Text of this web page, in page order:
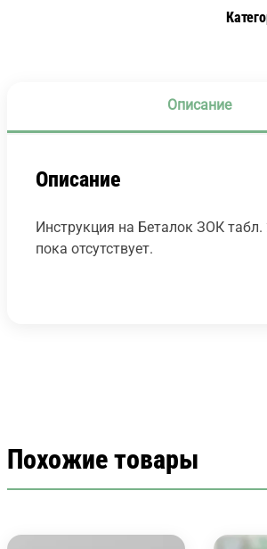
№14
Описание
Описание
Инструкция на Беталок ЗОК
пока отсутствует.
Похожие товары